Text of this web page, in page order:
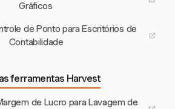
Gráficos
de Ponto para Escritórios de
Contabilidade
ferramentas Harvest
de Lucro para Lavagem de